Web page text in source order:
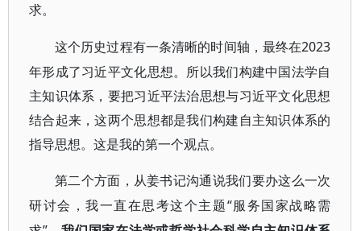
求。
这个历史过程有一条清晰的时间轴，最终在2023
年形成了习近平文化思想。所以我们构建中国法学自
主知识体系，要把习近平法治思想与习近平文化思想
结合起来，这两个思想都是我们构建自主知识体系的
指导思想。这是我的第一个观点。
第二个方面，从姜书记沟通说我们要办这么一次
研讨会，我一直在思考这个主题“服务国家战略需